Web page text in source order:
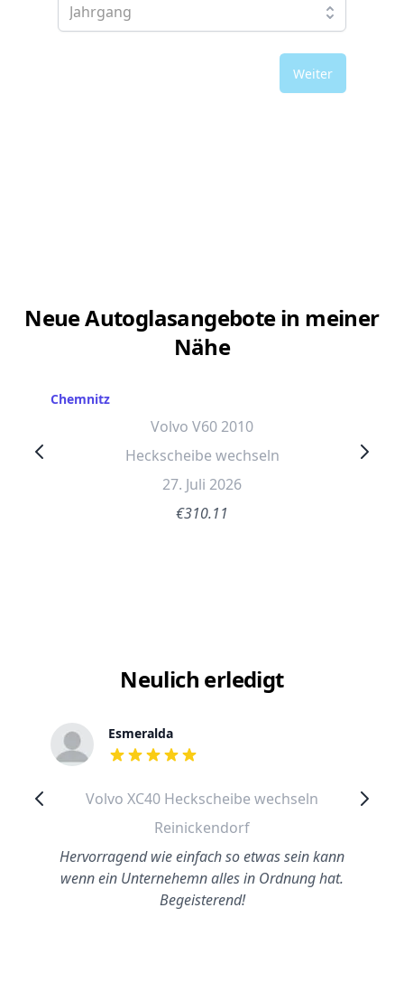
Weiter
Neue Autoglasangebote in meiner
Nähe
Chemnitz
Volvo V60 2010
Heckscheibe wechseln
27. Juli 2026
€310.11
Neulich erledigt
Esmeralda
out of 5 stars
Volvo XC40 Heckscheibe wechseln
Reinickendorf
Hervorragend wie einfach so etwas sein kann
wenn ein Unternehemn alles in Ordnung hat.
Begeisterend!